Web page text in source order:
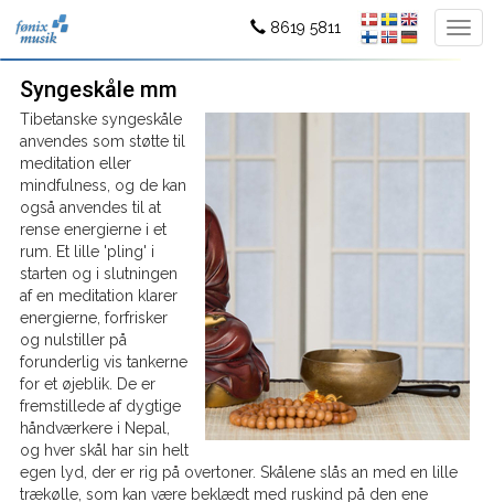
8619 5811
Syngeskåle mm
Tibetanske syngeskåle
anvendes som støtte til
meditation eller
mindfulness, og de kan
også anvendes til at
rense energierne i et
rum. Et lille 'pling' i
starten og i slutningen
af en meditation klarer
energierne, forfrisker
og nulstiller på
forunderlig vis tankerne
for et øjeblik. De er
fremstillede af dygtige
håndværkere i Nepal,
og hver skål har sin helt
egen lyd, der er rig på overtoner. Skålene slås an med en lille
trækølle, som kan være beklædt med ruskind på den ene